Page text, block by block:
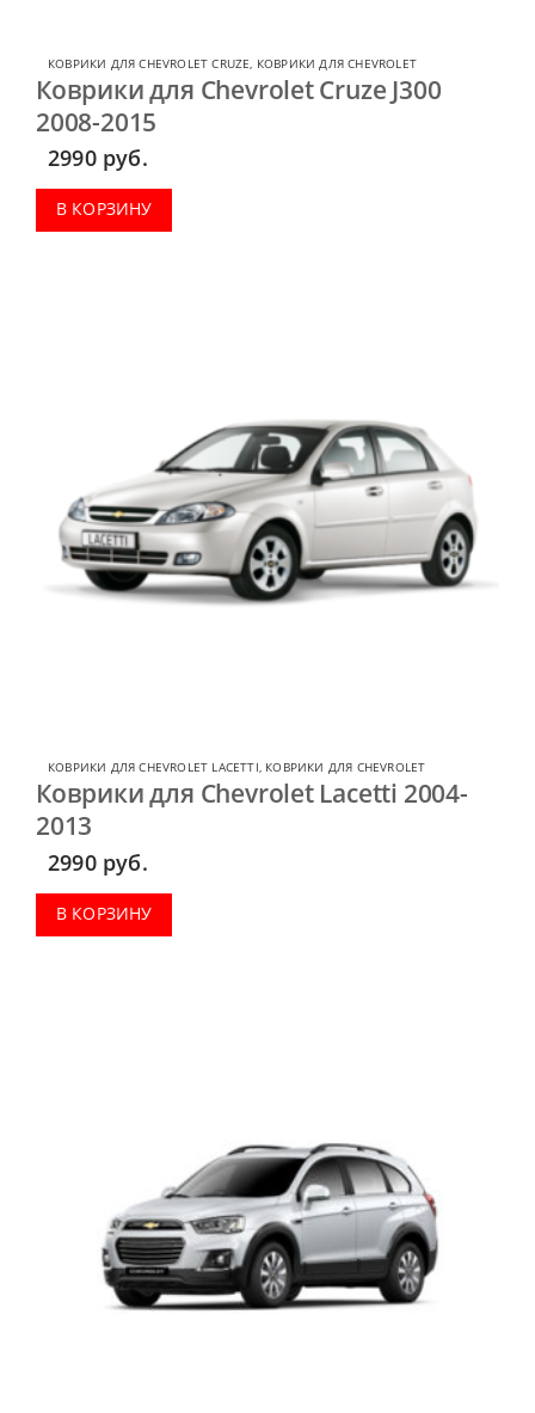
КОВРИКИ ДЛЯ CHEVROLET CRUZE, КОВРИКИ ДЛЯ CHEVROLET
Коврики для Chevrolet Cruze J300
2008-2015
2990 руб.
В КОРЗИНУ
КОВРИКИ ДЛЯ CHEVROLET LACETTI, КОВРИКИ ДЛЯ CHEVROLET
Коврики для Chevrolet Lacetti 2004-
2013
2990 руб.
В КОРЗИНУ